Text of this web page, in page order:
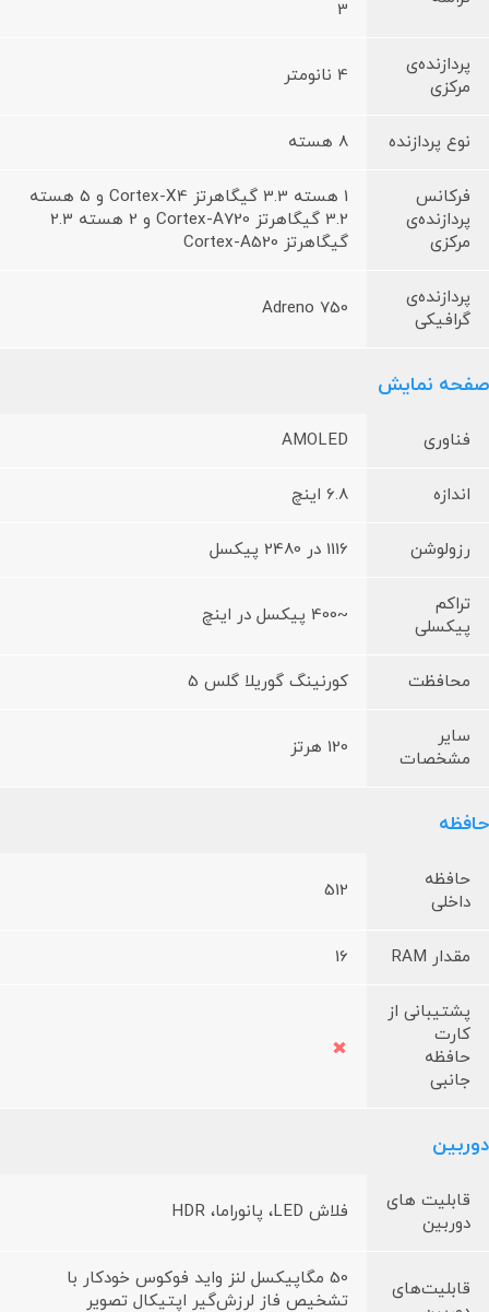
3
پردازنده‌ی
مرکزی
4 نانومتر
نوع پردازنده 8 هسته
فرکانس
پردازنده‌ی
مرکزی
1 هسته 3.3 گیگاهرتز Cortex-X4 و 5 هسته
3.2 گیگاهرتز Cortex-A720 و 2 هسته‌ 2.3
گیگاهرتز Cortex-A520
پردازنده‌ی
گرافیکی
Adreno 750
صفحه نمایش
فناوری AMOLED
اندازه 6.8 اینچ
رزولوشن 1116 در 2480 پیکسل
تراکم
پیکسلی
~400 پیکسل در اینچ
محافظت کورنینگ گوریلا گلس 5
سایر
مشخصات
120 هرتز
حافظه
حافظه
داخلی
512
مقدار RAM 16
پشتیبانی از
کارت
حافظه
جانبی
دوربین
قابلیت های
دوربین
فلاش LED، پانوراما، HDR
قابلیت‌های
50 مگاپیکسل لنز واید فوکوس خودکار با
تشخیص فاز لرزش‌گیر اپتیکال تصویر